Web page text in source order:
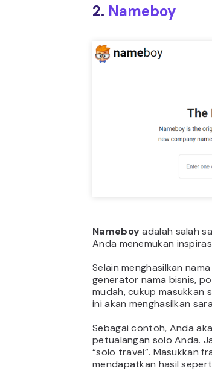
2. Nameboy
Nameboyadalah salah
Anda menemukan
Selain menghasilkan
generator nama bisnis,
mudah, cukup masukkan
ini akan menghasilkan
Sebagai contoh, Anda
petualangan solo Anda.
“solo travel”. Masukkan
mendapatkan hasil